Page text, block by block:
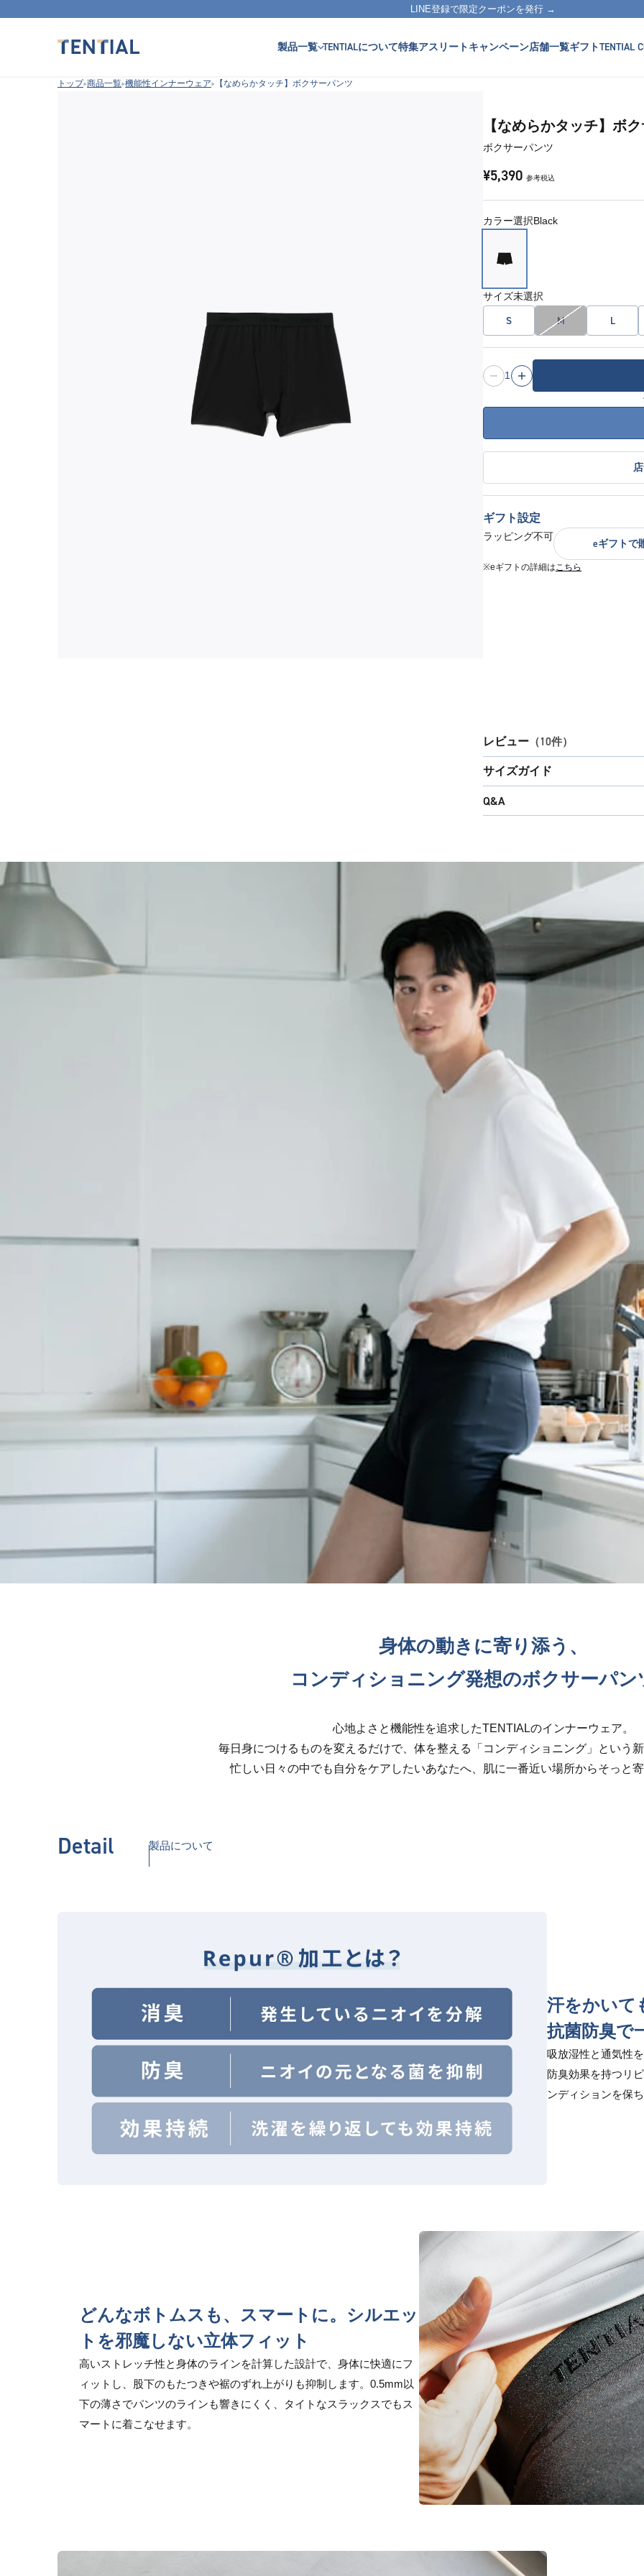
LINE登録で限定クーポンを発行 →
製品一覧 TENTIALについて特集アスリートキャンペーン店舗一覧ギフトTENTIAL
トップ 商品一覧 機能性インナーウェア 【なめらかタッチ】ボクサーパンツ
【なめらかタッチ】ボ
ボクサーパンツ
¥5,390 参考税込
カラー選択Black
サイズ未選択
S M L
1
ギフト設定
ラッピング不可
eギフトで
※eギフトの詳細はこちら
レビュー （10件）
サイズガイド
Q&A
身体の動きに寄り添う、
コンディショニング発想のボクサーパン
心地よさと機能性を追求したTENTIALのインナーウェア。
毎日身につけるものを変えるだけで、体を整える「コンディショニング」という
忙しい日々の中でも自分をケアしたいあなたへ、肌に一番近い場所からそっと
Detail 製品について
汗をかいて
抗菌防臭で
吸放湿性と通気性
防臭効果を持つリ
ンディションを保
どんなボトムスも、スマートに。シルエッ
トを邪魔しない立体フィット
高いストレッチ性と身体のラインを計算した設計で、身体に快適にフ
ィットし、股下のもたつきや裾のずれ上がりも抑制します。0.5mm以
下の薄さでパンツのラインも響きにくく、タイトなスラックスでもス
マートに着こなせます。